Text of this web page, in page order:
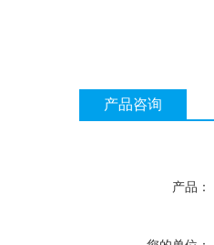
产品咨询
产品：